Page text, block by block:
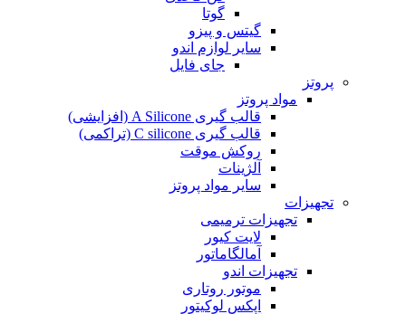
گوتا
گیتس و پیزو
سایر لوازم اندو
جای فایل
پروتز
مواد پروتز
قالب گیری A Silicone (افزایشی)
قالب گیری C silicone (تراکمی)
روکش موقت
آلژینات
سایر مواد پروتز
تجهیزات
تجهیزات ترمیمی
لایت کیور
آمالگاماتور
تجهیزات اندو
موتور روتاری
اپکس لوکیتور